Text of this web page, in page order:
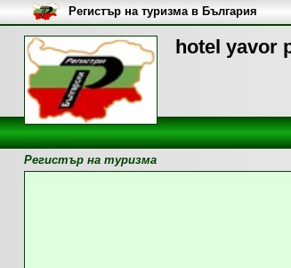
hotel yavor
Регистър на туризма в България
Регистър на туризма